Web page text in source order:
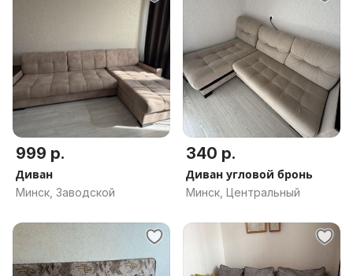
999 р.
Диван
Минск, Заводской
340 р.
Диван угловой бронь
Минск, Центральный